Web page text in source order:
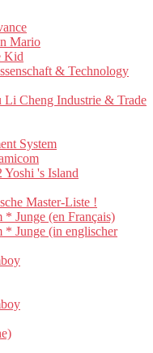
Mario
Kid
& Technology
Li Cheng Industrie & Trade
System
's Island
Master-Liste !
* Junge (en Français)
* Junge (in englischer